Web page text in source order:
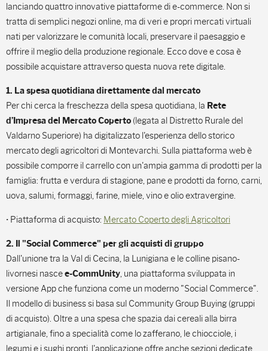
lanciando quattro innovative piattaforme di e-commerce. Non si
tratta di semplici negozi online, ma di veri e propri mercati virtuali
nati per valorizzare le comunità locali, preservare il paesaggio e
offrire il meglio della produzione regionale. Ecco dove e cosa è
possibile acquistare attraverso questa nuova rete digitale.
1. La spesa quotidiana direttamente dal mercato
Per chi cerca la freschezza della spesa quotidiana, la Rete
d’Impresa del Mercato Coperto (legata al Distretto Rurale del
Valdarno Superiore) ha digitalizzato l'esperienza dello storico
mercato degli agricoltori di Montevarchi. Sulla piattaforma web è
possibile comporre il carrello con un'ampia gamma di prodotti per la
famiglia: frutta e verdura di stagione, pane e prodotti da forno, carni,
uova, salumi, formaggi, farine, miele, vino e olio extravergine.
• Piattaforma di acquisto: Mercato Coperto degli Agricoltori
2. Il "Social Commerce" per gli acquisti di gruppo
Dall'unione tra la Val di Cecina, la Lunigiana e le colline pisano-
livornesi nascee-CommUnity, una piattaforma sviluppata in
versione App che funziona come un moderno "Social Commerce".
Il modello di business si basa sul Community Group Buying (gruppi
di acquisto). Oltre a una spesa che spazia dai cereali alla birra
artigianale, fino a specialità come lo zafferano, le chiocciole, i
legumi e i sughi pronti, l'applicazione offre anche sezioni dedicate